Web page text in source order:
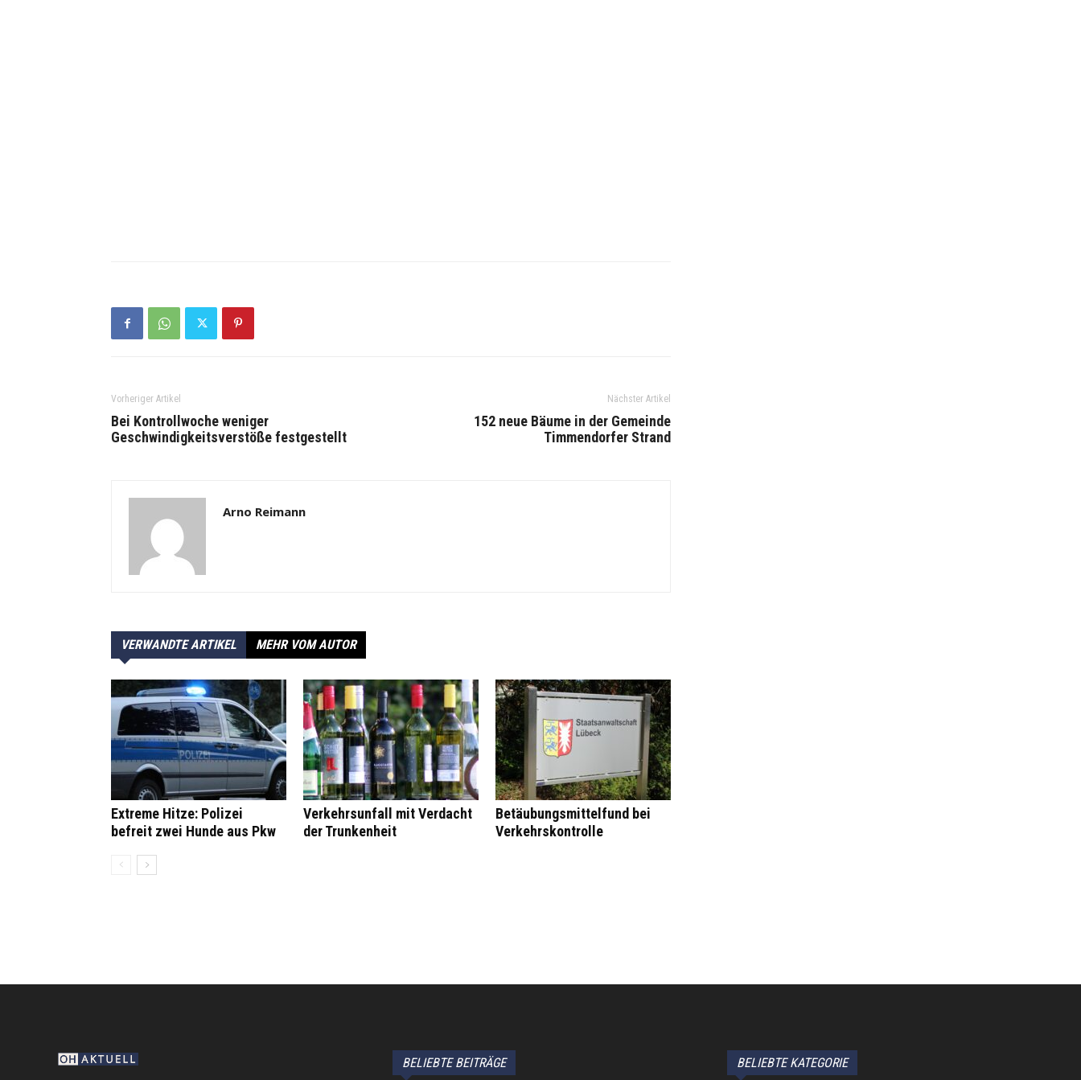
Vorheriger Artikel
Bei Kontrollwoche weniger
Geschwindigkeitsverstöße festgestellt
Nächster Artikel
152 neue Bäume in der Gemeinde
Timmendorfer Strand
Arno Reimann
VERWANDTE ARTIKEL MEHR VOM AUTOR
Extreme Hitze: Polizei
befreit zwei Hunde aus Pkw
Verkehrsunfall mit Verdacht
der Trunkenheit
Betäubungsmittelfund bei
Verkehrskontrolle
BELIEBTE BEITRÄGE BELIEBTE KATEGORIE